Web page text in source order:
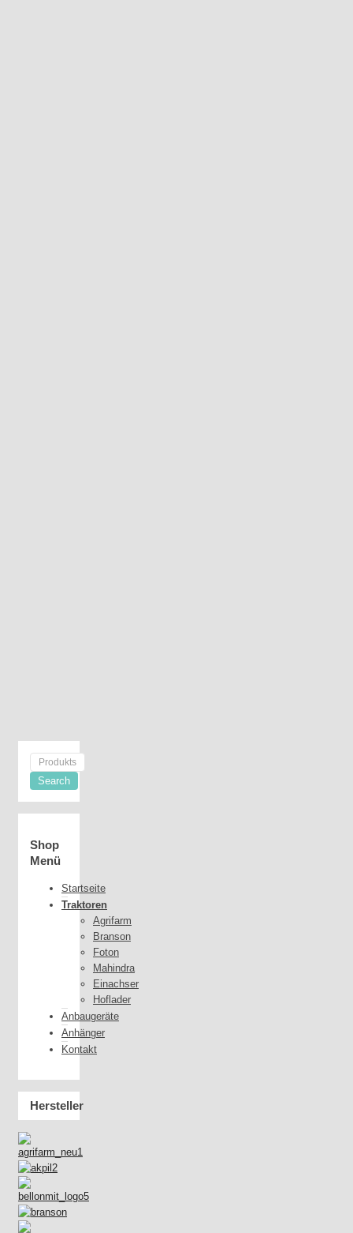
Shop
Menü
Startseite
Traktoren
Agrifarm
Branson
Foton
Mahindra
Einachser
Hoflader
Anbaugeräte
Anhänger
Kontakt
Hersteller